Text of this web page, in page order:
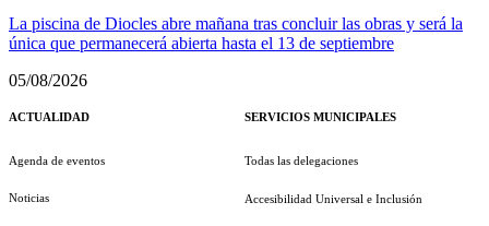
La piscina de Diocles abre mañana tras concluir las obras y será la
única que permanecerá abierta hasta el 13 de septiembre
05/08/2026
ACTUALIDAD
Agenda de eventos
Noticias
SERVICIOS MUNICIPALES
Todas las delegaciones
Accesibilidad Universal e Inclusión